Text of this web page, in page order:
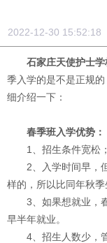
2022-12-30
石家庄天使护士
季入学的是不是正规
细介绍一下：
春季班入学优势：
1、招生条件宽松
2、入学时间早，
样的，所以比同年秋季
3、如果想就业，
早半年就业。
4、招生人数少，